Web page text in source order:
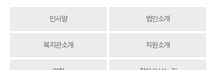
인사말 법인소개
복지관소개 직원소개